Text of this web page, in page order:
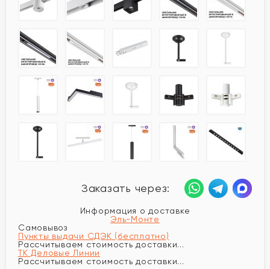
Заказать через:
Информация о доставке
Эль-Монте
Самовывоз
Пункты выдачи СДЭК (бесплатно)
Рассчитываем стоимость доставки...
ТК Деловые Линии
Рассчитываем стоимость доставки...